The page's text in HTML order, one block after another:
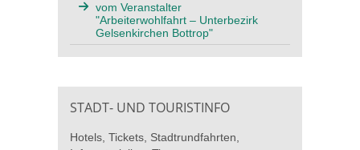
vom Veranstalter
"Arbeiterwohlfahrt – Unterbezirk
Gelsenkirchen Bottrop"
STADT- UND TOURISTINFO
Hotels, Tickets, Stadtrundfahrten,